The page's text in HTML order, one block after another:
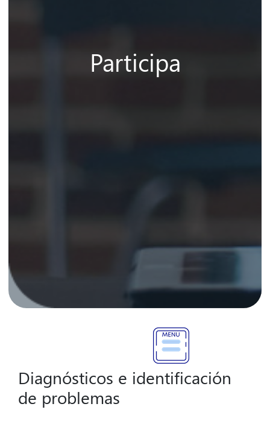
Participa
Diagnósticos e identificación
de problemas